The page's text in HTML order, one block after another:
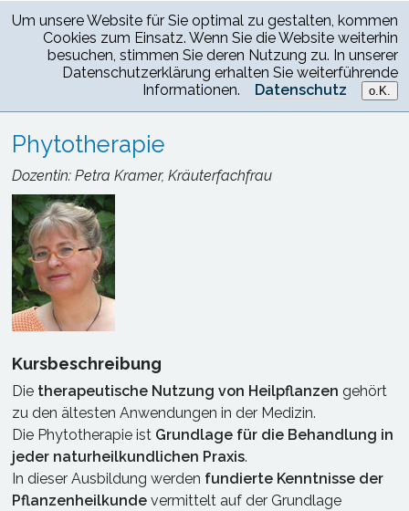
Fortbildungen> Phytotherapie
Phytotherapie
Dozentin: Petra Kramer, Kräuterfachfrau
Kursbeschreibung
Die therapeutische Nutzung von Heilpflanzen gehört
zu den ältesten Anwendungen in der Medizin.
Die Phytotherapie ist Grundlage für die Behandlung in
jeder naturheilkundlichen Praxis.
In dieser Ausbildung werden fundierte Kenntnisse der
Pflanzenheilkunde vermittelt auf der Grundlage
Um unsere Website für Sie optimal zu gestalten, kommen
Cookies zum Einsatz. Wenn Sie die Website weiterhin
besuchen, stimmen Sie deren Nutzung zu. In unserer
Datenschutzerklärung erhalten Sie weiterführende
Informationen.
Datenschutz o.K.